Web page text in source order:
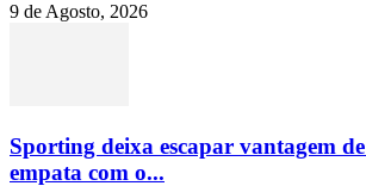
9 de Agosto, 2026
Sporting deixa escapar vantagem
empata com o...